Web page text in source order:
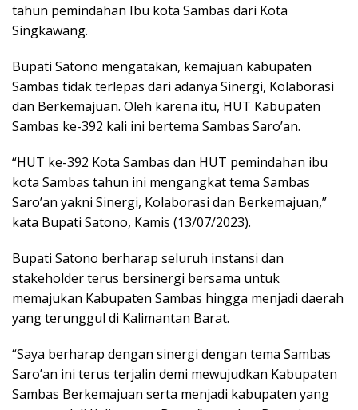
tahun pemindahan Ibu kota Sambas dari Kota
Singkawang.
Bupati Satono mengatakan, kemajuan kabupaten
Sambas tidak terlepas dari adanya Sinergi, Kolaborasi
dan Berkemajuan. Oleh karena itu, HUT Kabupaten
Sambas ke-392 kali ini bertema Sambas Saro’an.
“HUT ke-392 Kota Sambas dan HUT pemindahan ibu
kota Sambas tahun ini mengangkat tema Sambas
Saro’an yakni Sinergi, Kolaborasi dan Berkemajuan,”
kata Bupati Satono, Kamis (13/07/2023).
Bupati Satono berharap seluruh instansi dan
stakeholder terus bersinergi bersama untuk
memajukan Kabupaten Sambas hingga menjadi daerah
yang terunggul di Kalimantan Barat.
“Saya berharap dengan sinergi dengan tema Sambas
Saro’an ini terus terjalin demi mewujudkan Kabupaten
Sambas Berkemajuan serta menjadi kabupaten yang